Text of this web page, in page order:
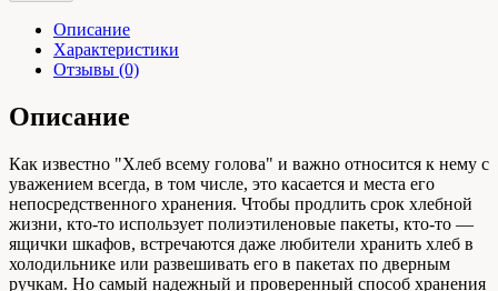
Описание
Характеристики
Отзывы (0)
Описание
Как известно "Хлеб всему голова" и важно относится к нему с
уважением всегда, в том числе, это касается и места его
непосредственного хранения. Чтобы продлить срок хлебной
жизни, кто-то использует полиэтиленовые пакеты, кто-то —
ящички шкафов, встречаются даже любители хранить хлеб в
холодильнике или развешивать его в пакетах по дверным
ручкам. Но самый надежный и проверенный способ хранения